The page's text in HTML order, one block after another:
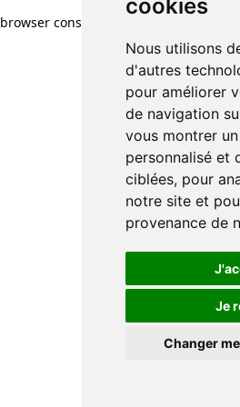
cookies
Nous utilisons
d'autres
pour améliorer
de navigation
vous montrer
personnalisé et
ciblées, pour
notre site et
provenance de
Je
Changer
browser console for more information)